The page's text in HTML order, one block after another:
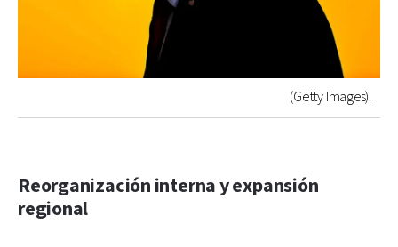
(Getty Images).
Reorganización interna y expansión
regional